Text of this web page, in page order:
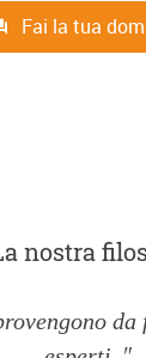
Fai la tua
nostra